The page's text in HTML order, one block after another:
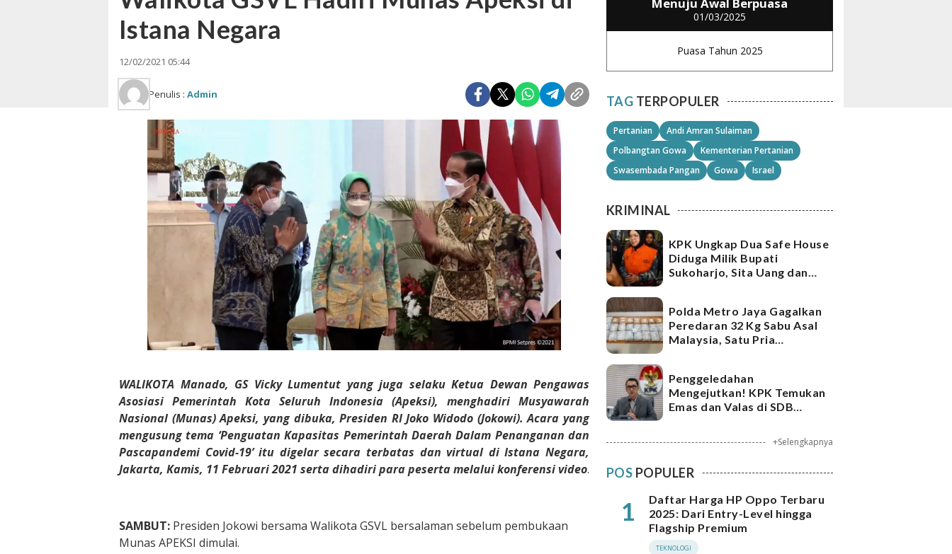
Istana Negara
12/02/2021 05:44
Penulis : Admin
WALIKOTA Manado, GS Vicky Lumentut yang juga selaku Ketua Dewan Pengawas
Asosiasi Pemerintah Kota Seluruh Indonesia (Apeksi), menghadiri Musyawarah
Nasional (Munas) Apeksi, yang dibuka, Presiden RI Joko Widodo (Jokowi). Acara yang
mengusung tema ‘Penguatan Kapasitas Pemerintah Daerah Dalam Penanganan dan
Pascapandemi Covid-19’ itu digelar secara terbatas dan virtual di Istana Negara,
Jakarta, Kamis, 11 Februari 2021 serta dihadiri para peserta melalui konferensi video.
SAMBUT: Presiden Jokowi bersama Walikota GSVL bersalaman sebelum pembukaan
Munas APEKSI dimulai.
Menuju Awal Berpuasa
01/03/2025
Puasa Tahun 2025
TAG TERPOPULER
Pertanian
Andi Amran Sulaiman
Polbangtan Gowa
Kementerian Pertanian
Swasembada Pangan
Gowa Israel
KRIMINAL
KPK Ungkap Dua Safe House
Diduga Milik Bupati
Sukoharjo, Sita Uang dan
Polda Metro Jaya Gagalkan
Peredaran 32 Kg Sabu Asal
Malaysia, Satu Pria
Penggeledahan
Mengejutkan! KPK Temukan
Emas dan Valas di SDB
+Selengkapnya
POS POPULER
1
Daftar Harga HP Oppo Terbaru
2025: Dari Entry-Level hingga
Flagship Premium
TEKNOLOGI